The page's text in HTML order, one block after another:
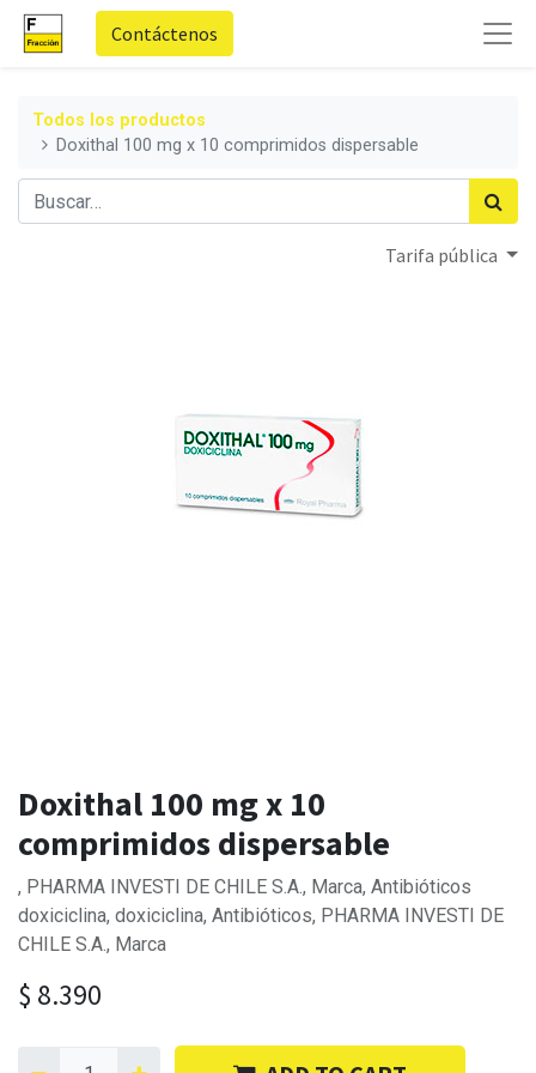
Contáctenos
Todos los productos
Doxithal 100 mg x 10 comprimidos dispersable
Tarifa pública
Doxithal 100 mg x 10
comprimidos dispersable
, PHARMA INVESTI DE CHILE S.A., Marca, Antibióticos
doxiciclina, doxiciclina, Antibióticos, PHARMA INVESTI DE
CHILE S.A., Marca
$ 8.390